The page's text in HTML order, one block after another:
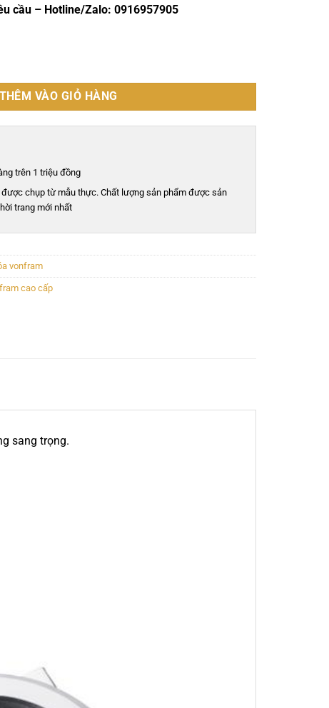
cầu – Hotline/Zalo: 0916957905
cao cấp - VF0110 số lượng
THÊM VÀO GIỎ HÀNG
trên 1 triệu đồng
chụp từ mẫu thực. Chất lượng sản phẩm được sản
trang mới nhất
vonfram
cao cấp
sang trọng.